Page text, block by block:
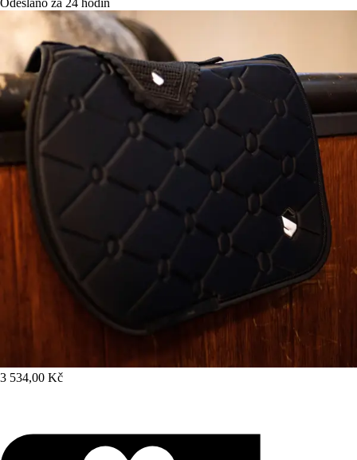
3 534,00 Kč